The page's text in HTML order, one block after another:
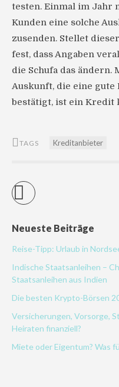
testen. Einmal im Jahr
Kunden eine solche
zusenden. Stellet
fest, dass Angaben
die Schufa das
Auskunft, die eine
bestätigt, ist ein Kredit
TAGS Kreditanbieter
Neueste Beiträge
Reise-Tipp: Urlaub in
Indische Staatsanleihen –
Staatsanleihen aus Indien
Die besten Krypto-Börsen
Versicherungen, Vorsorge,
Heiraten finanziell?
Miete oder Eigentum? Was